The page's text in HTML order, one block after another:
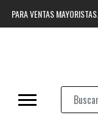
PARA VENTAS